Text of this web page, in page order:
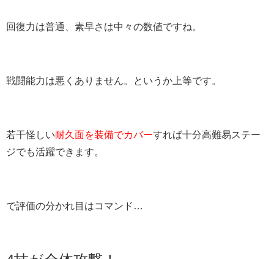
回復力は普通、素早さは中々の数値ですね。
戦闘能力は悪くありません。というか上等です。
若干怪しい耐久面を装備でカバーすれば十分高難易ステー
ジでも活躍できます。
で評価の分かれ目はコマンド…